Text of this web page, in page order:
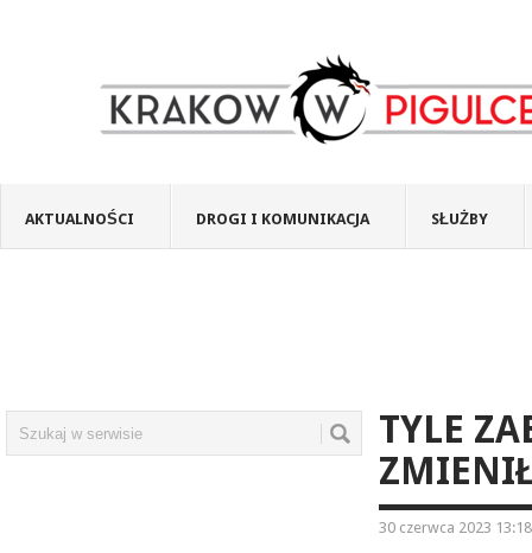
AKTUALNOŚCI DROGI I KOMUNIKACJA SŁUŻBY
TYLE
30 czerwca 2023 13:18